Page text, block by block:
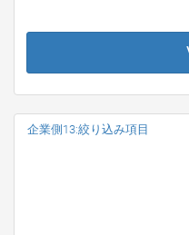
企業側13:絞り込み項目